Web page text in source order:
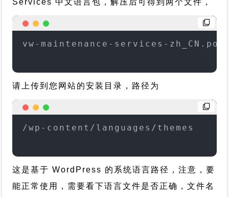
Services 中文语言包，解压后可得到两个文件，
vw-maintenance-services-
请上传到您网站的安装目录，路径为
/wp-content/languages/themes
这是基于 WordPress 的系统语言路径，注意，要
能正常使用，需要看下语言文件是否正确，文件名